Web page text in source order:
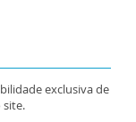
exclusiva de
site.